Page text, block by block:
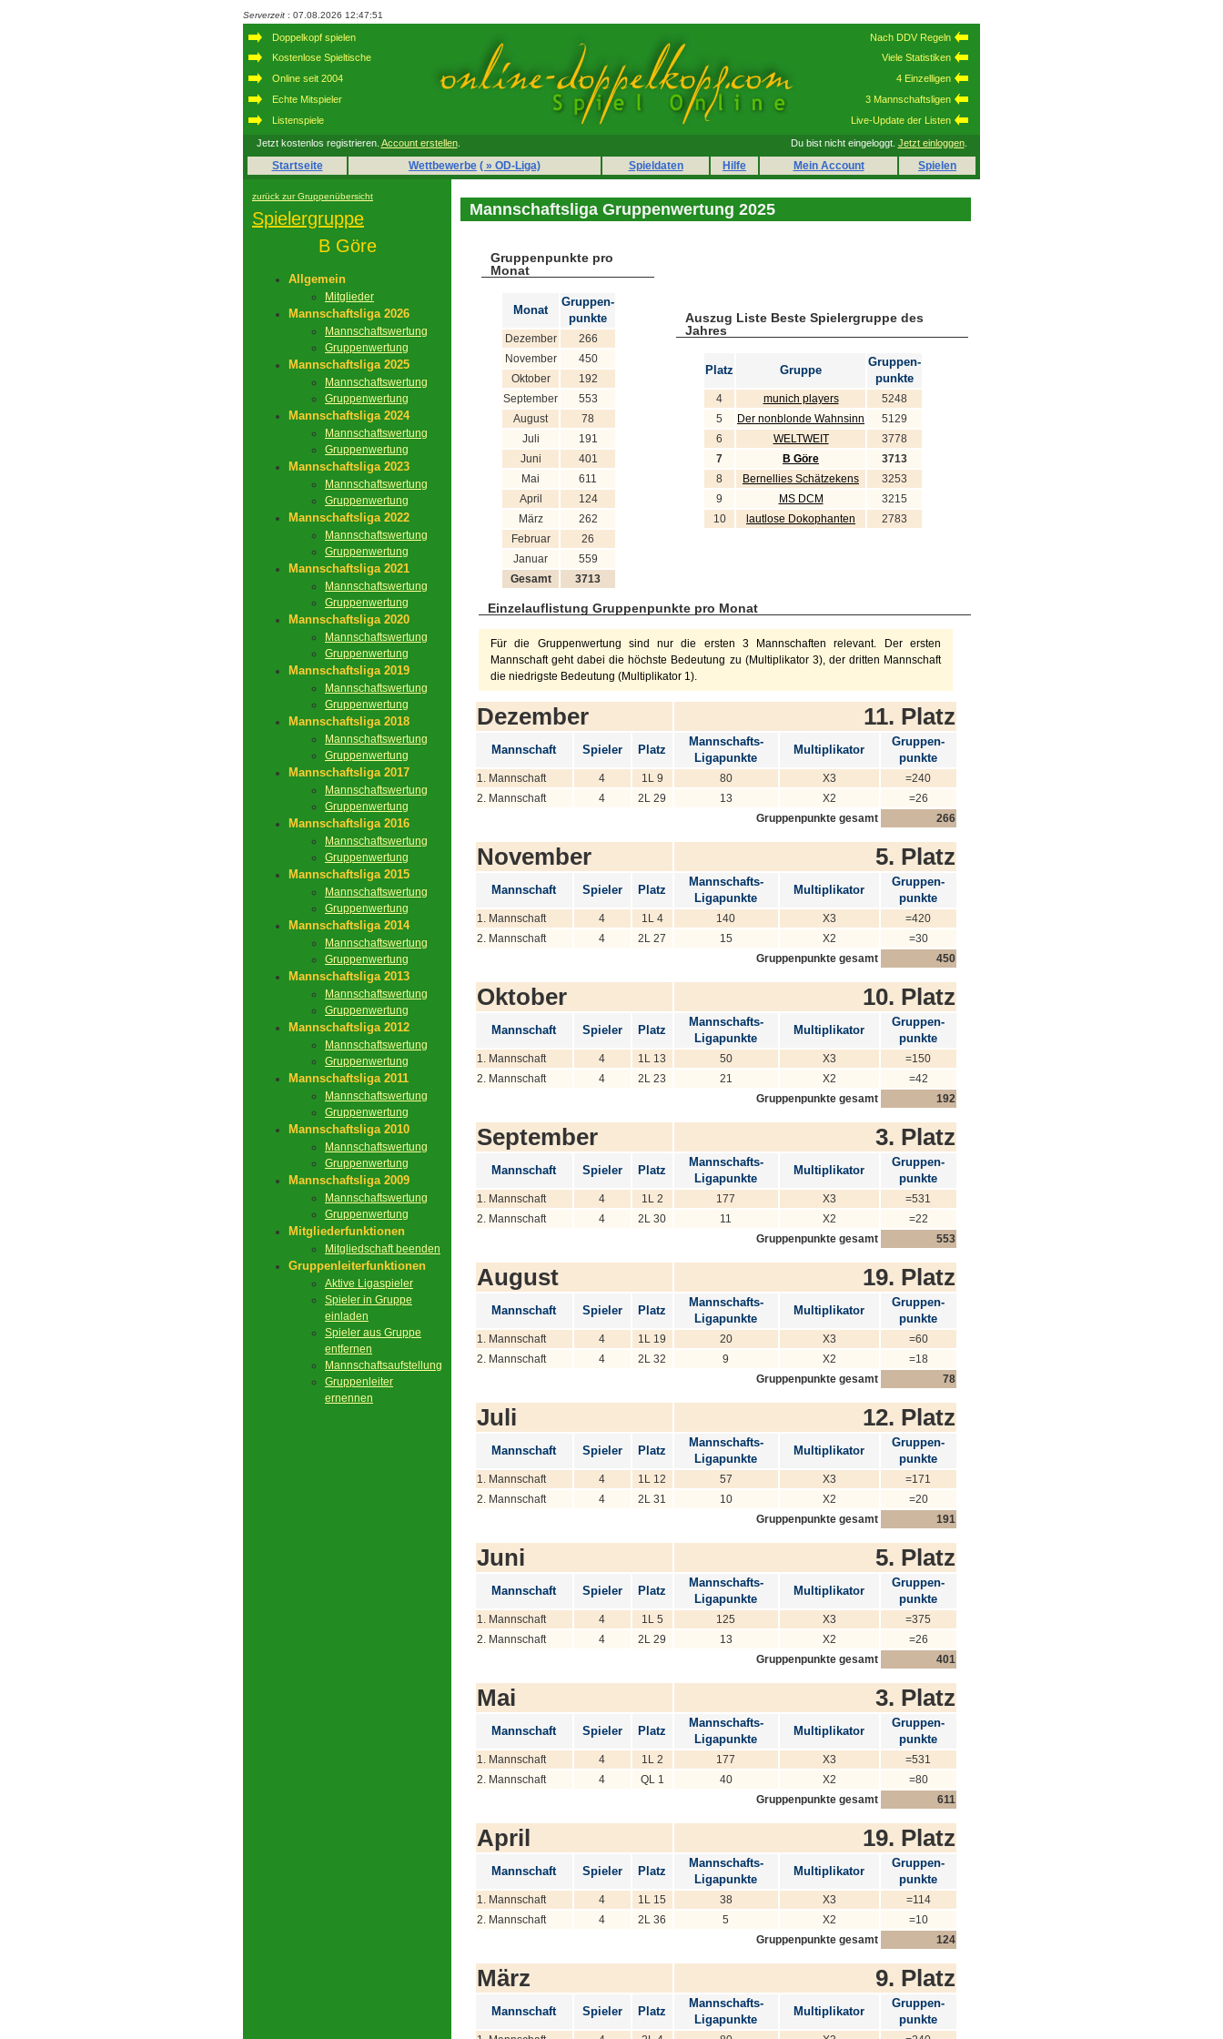
Serverzeit : 07.08.2026 12:47:51
Doppelkopf spielen
Kostenlose Spieltische
Online seit 2004
Echte Mitspieler
Listenspiele
Nach DDV Regeln
Viele Statistiken
4 Einzelligen
3 Mannschaftsligen
Live-Update der Listen
Jetzt kostenlos registrieren. Account erstellen. Du bist nicht eingeloggt. Jetzt einloggen.
Startseite Wettbewerbe ( » OD-Liga) Spieldaten Hilfe Mein Account Spielen
zurück zur Gruppenübersicht
Spielergruppe
B Göre
Allgemein
Mitglieder
Mannschaftsliga 2026
Mannschaftswertung
Gruppenwertung
Mannschaftsliga 2025
Mannschaftswertung
Gruppenwertung
Mannschaftsliga 2024
Mannschaftswertung
Gruppenwertung
Mannschaftsliga 2023
Mannschaftswertung
Gruppenwertung
Mannschaftsliga 2022
Mannschaftswertung
Gruppenwertung
Mannschaftsliga 2021
Mannschaftswertung
Gruppenwertung
Mannschaftsliga 2020
Mannschaftswertung
Gruppenwertung
Mannschaftsliga 2019
Mannschaftswertung
Gruppenwertung
Mannschaftsliga 2018
Mannschaftswertung
Gruppenwertung
Mannschaftsliga 2017
Mannschaftswertung
Gruppenwertung
Mannschaftsliga 2016
Mannschaftswertung
Gruppenwertung
Mannschaftsliga 2015
Mannschaftswertung
Gruppenwertung
Mannschaftsliga 2014
Mannschaftswertung
Gruppenwertung
Mannschaftsliga 2013
Mannschaftswertung
Gruppenwertung
Mannschaftsliga 2012
Mannschaftswertung
Gruppenwertung
Mannschaftsliga 2011
Mannschaftswertung
Gruppenwertung
Mannschaftsliga 2010
Mannschaftswertung
Gruppenwertung
Mannschaftsliga 2009
Mannschaftswertung
Gruppenwertung
Mitgliederfunktionen
Mitgliedschaft beenden
Gruppenleiterfunktionen
Aktive Ligaspieler
Spieler in Gruppe
einladen
Spieler aus Gruppe
entfernen
Mannschaftsaufstellung
Gruppenleiter
ernennen
Mannschaftsliga Gruppenwertung 2025
Gruppenpunkte pro
Monat
Monat
Gruppen-
punkte
Dezember
266
November
450
Oktober
192
September
553
August
78
Juli
191
Juni
401
Mai
611
April
124
März
262
Februar
26
Januar
559
Gesamt
3713
Auszug Liste Beste Spielergruppe des
Jahres
Platz Gruppe
Gruppen-
punkte
4 munich players
5248
5
Der nonblonde Wahnsinn
5129
6
WELTWEIT
3778
7
B Göre
3713
8
Bernellies Schätzekens
3253
9
MS DCM
3215
10
lautlose Dokophanten 2783
Einzelauflistung Gruppenpunkte pro Monat
Für die Gruppenwertung sind nur die ersten 3 Mannschaften relevant. Der ersten
Mannschaft geht dabei die höchste Bedeutung zu (Multiplikator 3), der dritten Mannschaft
die niedrigste Bedeutung (Multiplikator 1).
Dezember 11. Platz
Mannschaft Spieler Platz
Mannschafts-
Ligapunkte
Multiplikator
Gruppen-
punkte
1. Mannschaft 4 1L 9 80 X3
=240
2. Mannschaft
4 2L 29 13 X2
=26
Gruppenpunkte gesamt
266
November 5. Platz
Mannschaft Spieler Platz
Mannschafts-
Ligapunkte
Multiplikator
Gruppen-
punkte
1. Mannschaft 4 1L 4 140 X3
=420
2. Mannschaft
4 2L 27 15 X2
=30
Gruppenpunkte gesamt
450
Oktober 10. Platz
Mannschaft Spieler Platz
Mannschafts-
Ligapunkte
Multiplikator
Gruppen-
punkte
1. Mannschaft 4 1L 13 50 X3
=150
2. Mannschaft
4 2L 23 21 X2
=42
Gruppenpunkte gesamt
192
September 3. Platz
Mannschaft Spieler Platz
Mannschafts-
Ligapunkte
Multiplikator
Gruppen-
punkte
1. Mannschaft 4 1L 2 177 X3
=531
2. Mannschaft
4 2L 30 11 X2
=22
Gruppenpunkte gesamt
553
August 19. Platz
Mannschaft Spieler Platz
Mannschafts-
Ligapunkte
Multiplikator
Gruppen-
punkte
1. Mannschaft 4 1L 19 20 X3
=60
2. Mannschaft
4 2L 32 9 X2
=18
Gruppenpunkte gesamt
78
Juli 12. Platz
Mannschaft Spieler Platz
Mannschafts-
Ligapunkte
Multiplikator
Gruppen-
punkte
1. Mannschaft 4 1L 12 57 X3
=171
2. Mannschaft
4 2L 31 10 X2
=20
Gruppenpunkte gesamt
191
Juni 5. Platz
Mannschaft Spieler Platz
Mannschafts-
Ligapunkte
Multiplikator
Gruppen-
punkte
1. Mannschaft 4 1L 5 125 X3
=375
2. Mannschaft
4 2L 29 13 X2
=26
Gruppenpunkte gesamt
401
Mai 3. Platz
Mannschaft Spieler Platz
Mannschafts-
Ligapunkte
Multiplikator
Gruppen-
punkte
1. Mannschaft 4 1L 2 177 X3
=531
2. Mannschaft
4 QL 1 40 X2
=80
Gruppenpunkte gesamt
611
April 19. Platz
Mannschaft Spieler Platz
Mannschafts-
Ligapunkte
Multiplikator
Gruppen-
punkte
1. Mannschaft 4 1L 15 38 X3
=114
2. Mannschaft
4 2L 36 5 X2
=10
Gruppenpunkte gesamt
124
März 9. Platz
Mannschaft Spieler Platz
Mannschafts-
Ligapunkte
Multiplikator
Gruppen-
punkte